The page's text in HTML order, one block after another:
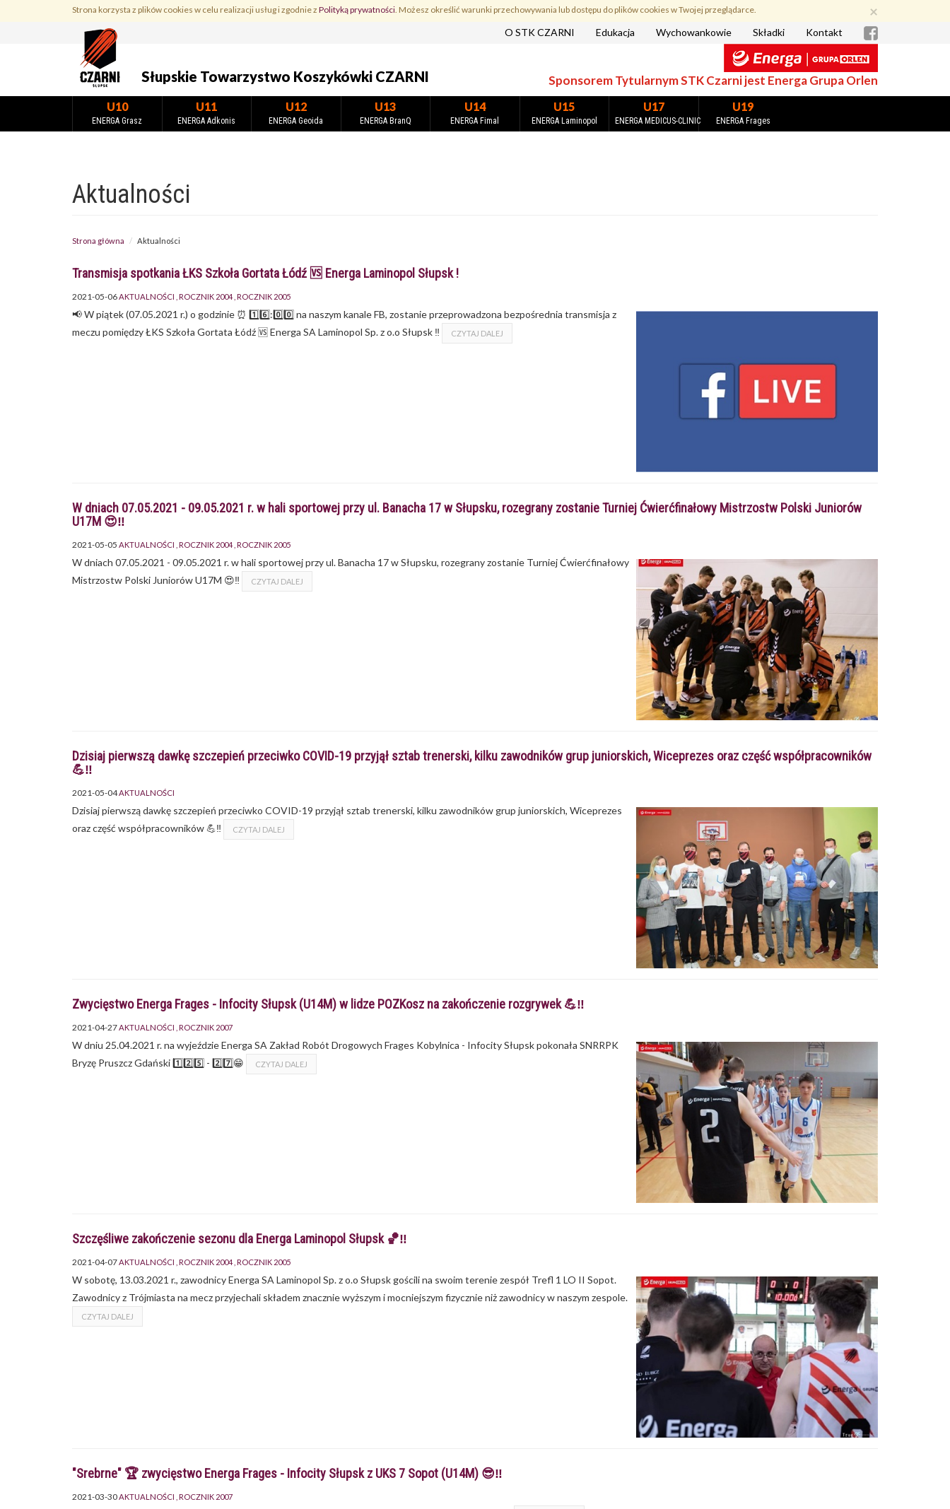
×
Strona korzysta z plików cookies w celu realizacji usług i zgodnie z Polityką prywatności. Możesz określić warunki przechowywania lub dostępu do plików cookies w Twojej przeglądarce.
O STK CZARNI Edukacja Wychowankowie Składki Kontakt
Słupskie Towarzystwo Koszykówki CZARNI Sponsorem Tytularnym STK Czarni jest Energa Grupa Orlen
U10
ENERGA Grasz
U11
ENERGA Adkonis
U12
ENERGA Geoida
U13
ENERGA BranQ
U14
ENERGA Fimal
U15
ENERGA Laminopol
U17
ENERGA MEDICUS-CLINIC
U19
ENERGA Frages
Aktualności
Strona główna Aktualności
Transmisja spotkania ŁKS Szkoła Gortata Łódź 🆚 Energa Laminopol Słupsk !
2021-05-06AKTUALNOŚCI ROCZNIK 2004 ROCZNIK 2005
📢 W piątek (07.05.2021 r.) o godzinie ⏰ 1️⃣6️⃣:0️⃣0️⃣ na naszym kanale FB, zostanie przeprowadzona bezpośrednia transmisja z
meczu pomiędzy ŁKS Szkoła Gortata Łódź 🆚 Energa SA Laminopol Sp. z o.o Słupsk ‼
CZYTAJ DALEJ
W dniach 07.05.2021 - 09.05.2021 r. w hali sportowej przy ul. Banacha 17 w Słupsku, rozegrany zostanie Turniej Ćwierćfinałowy Mistrzostw Polski Juniorów
U17M 😍‼
2021-05-05 AKTUALNOŚCI ROCZNIK 2004 ROCZNIK 2005
W dniach 07.05.2021 - 09.05.2021 r. w hali sportowej przy ul. Banacha 17 w Słupsku, rozegrany zostanie Turniej Ćwierćfinałowy
Mistrzostw Polski Juniorów U17M 😍‼
CZYTAJ DALEJ
Dzisiaj pierwszą dawkę szczepień przeciwko COVID-19 przyjął sztab trenerski, kilku zawodników grup juniorskich, Wiceprezes oraz część współpracowników
💪‼
2021-05-04AKTUALNOŚCI
Dzisiaj pierwszą dawkę szczepień przeciwko COVID-19 przyjął sztab trenerski, kilku zawodników grup juniorskich, Wiceprezes
oraz część współpracowników 💪‼
CZYTAJ DALEJ
Zwycięstwo Energa Frages - Infocity Słupsk (U14M) w lidze POZKosz na zakończenie rozgrywek 💪‼
2021-04-27AKTUALNOŚCI ROCZNIK 2007
W dniu 25.04.2021 r. na wyjeździe Energa SA Zakład Robót Drogowych Frages Kobylnica - Infocity Słupsk pokonała SNRRPK
Bryzę Pruszcz Gdański 1️⃣2️⃣5️⃣ - 2️⃣7️⃣😁
CZYTAJ DALEJ
Szczęśliwe zakończenie sezonu dla Energa Laminopol Słupsk 🏀‼
2021-04-07AKTUALNOŚCI ROCZNIK 2004 ROCZNIK 2005
W sobotę, 13.03.2021 r., zawodnicy Energa SA Laminopol Sp. z o.o Słupsk gościli na swoim terenie zespół Trefl 1 LO II Sopot.
Zawodnicy z Trójmiasta na mecz przyjechali składem znacznie wyższym i mocniejszym fizycznie niż zawodnicy w naszym zespole.
CZYTAJ DALEJ
"Srebrne" 🏆 zwycięstwo Energa Frages - Infocity Słupsk z UKS 7 Sopot (U14M) 😎‼
2021-03-30AKTUALNOŚCI ROCZNIK 2007